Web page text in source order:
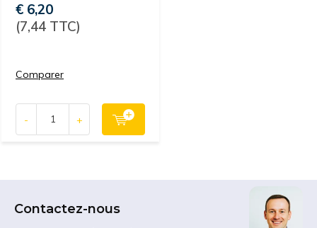
€ 6,20
(7,44 TTC)
Comparer
- +
Contactez-nous